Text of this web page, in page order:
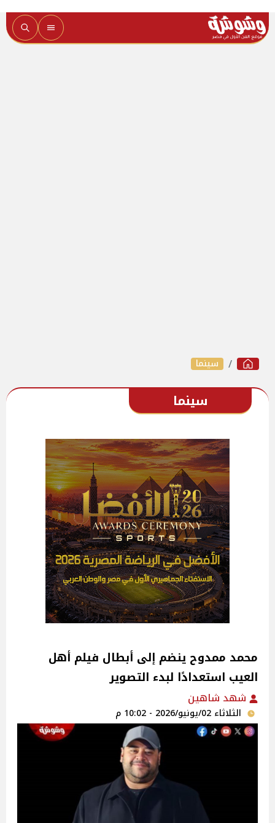
سينما
سينما
محمد ممدوح ينضم إلى أبطال فيلم أهل
العيب استعدادًا لبدء التصوير
شهد شاهين
الثلاثاء 02/يونيو/2026 - 10:02 م